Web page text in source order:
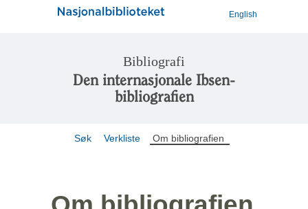
English
Bibliografi
Den internasjonale Ibsen-
bibliografien
Søk Verkliste Om bibliografien